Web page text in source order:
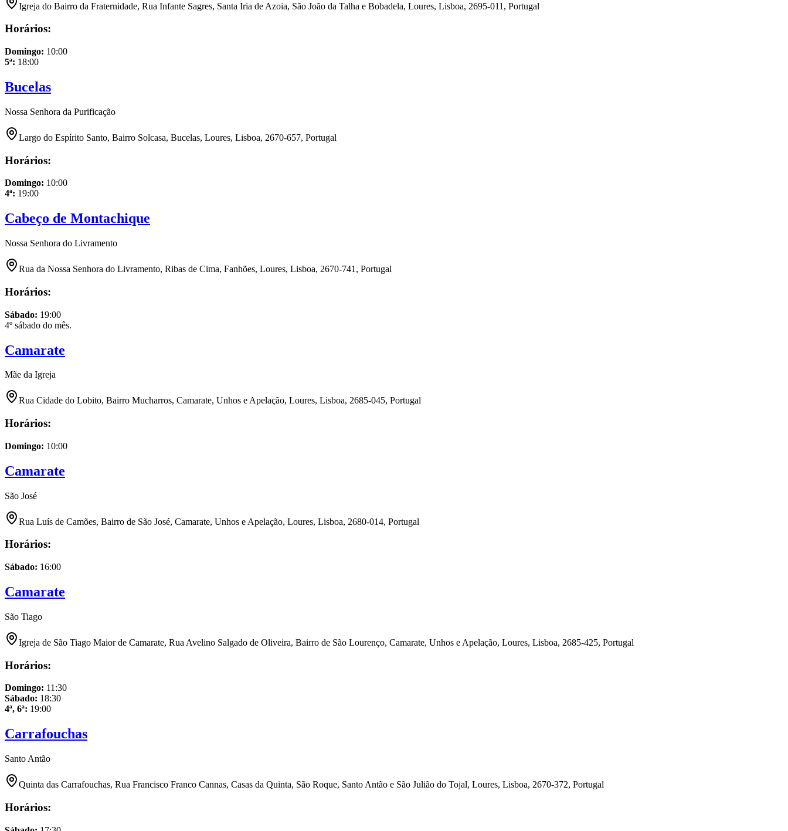
Igreja do Bairro da Fraternidade, Rua Infante Sagres, Santa Iria de Azoia, São João da Talha e Bobadela, Loures, Lisboa, 2695-011, Portugal
Horários:
Domingo: 10:00
5ª: 18:00
Bucelas
Nossa Senhora da Purificação
Largo do Espírito Santo, Bairro Solcasa, Bucelas, Loures, Lisboa, 2670-657, Portugal
Horários:
Domingo: 10:00
4ª: 19:00
Cabeço de Montachique
Nossa Senhora do Livramento
Rua da Nossa Senhora do Livramento, Ribas de Cima, Fanhões, Loures, Lisboa, 2670-741, Portugal
Horários:
Sábado: 19:00
4º sábado do mês.
Camarate
Mãe da Igreja
Rua Cidade do Lobito, Bairro Mucharros, Camarate, Unhos e Apelação, Loures, Lisboa, 2685-045, Portugal
Horários:
Domingo: 10:00
Camarate
São José
Rua Luís de Camões, Bairro de São José, Camarate, Unhos e Apelação, Loures, Lisboa, 2680-014, Portugal
Horários:
Sábado: 16:00
Camarate
São Tiago
Igreja de São Tiago Maior de Camarate, Rua Avelino Salgado de Oliveira, Bairro de São Lourenço, Camarate, Unhos e Apelação, Loures, Lisboa, 2685-425, Portugal
Horários:
Domingo: 11:30
Sábado: 18:30
4ª, 6ª: 19:00
Carrafouchas
Santo Antão
Quinta das Carrafouchas, Rua Francisco Franco Cannas, Casas da Quinta, São Roque, Santo Antão e São Julião do Tojal, Loures, Lisboa, 2670-372, Portugal
Horários: